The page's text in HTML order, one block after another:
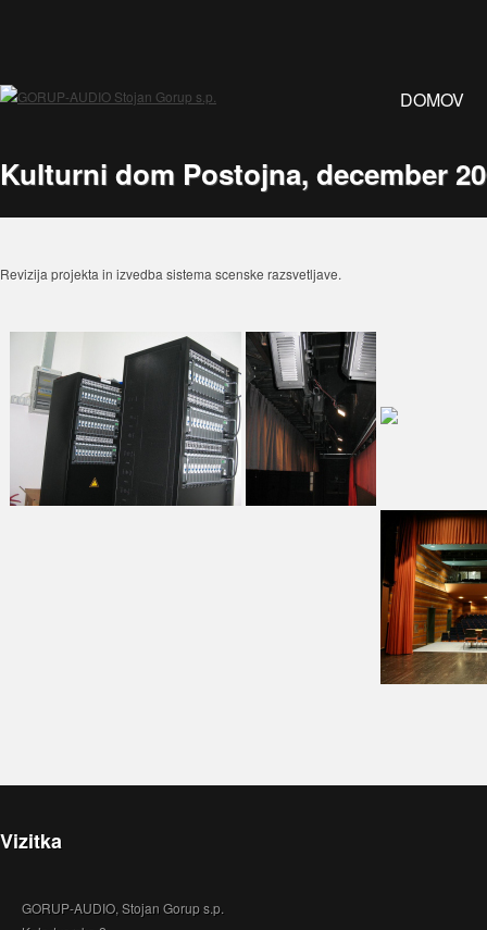
DOMOV
Kulturni dom Postojna, december
Revizija projekta in izvedba sistema scenske razsvetljave.
Vizitka
GORUP-AUDIO, Stojan Gorup s.p.